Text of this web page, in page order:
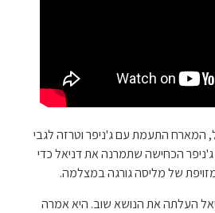
המארח התעמת עם ג'ניפר וטרזה לגבי
הכחישה שתמרנה את דניאל כדי
של מליסה גורגה במצלמה.
העלתה את הנושא שוב. היא אמרה